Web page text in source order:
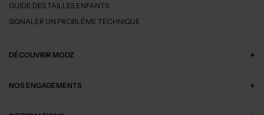
GUIDE DES TAILLES ENFANTS
SIGNALER UN PROBLÈME TECHNIQUE
DÉCOUVRIR MODZ
NOS ENGAGEMENTS